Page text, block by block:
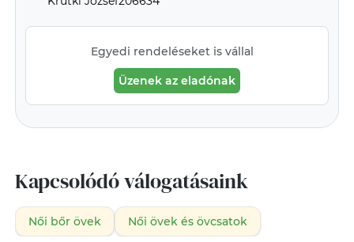
Egyedi rendeléseket is vállal
Üzenek az eladónak
Kapcsolódó válogatásaink
Női bőr övek Női övek és övcsatok